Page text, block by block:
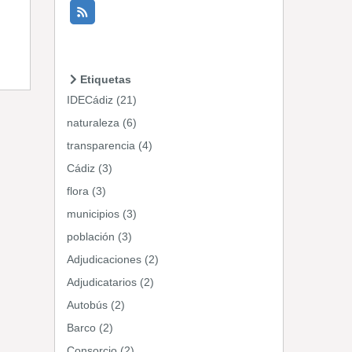
Etiquetas
IDECádiz (21)
naturaleza (6)
transparencia (4)
Cádiz (3)
flora (3)
municipios (3)
población (3)
Adjudicaciones (2)
Adjudicatarios (2)
Autobús (2)
Barco (2)